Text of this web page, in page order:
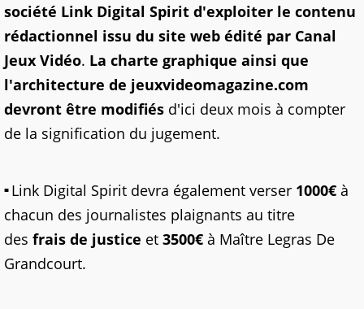
société Link Digital Spirit d'exploiter le contenu
rédactionnel issu du site web édité par Canal
Jeux Vidéo. La charte graphique ainsi que
l'architecture de jeuxvideomagazine.com
devront être modifiés d'ici deux mois à compter
de la signification du jugement.
Link Digital Spirit devra également verser 1000€ à
chacun des journalistes plaignants au titre
des frais de justice et 3500€ à Maître Legras De
Grandcourt.